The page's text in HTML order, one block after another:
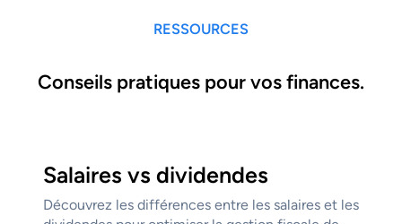
RESSOURCES
Conseils pratiques pour vos finances.
Salaires vs dividendes
Découvrez les différences entre les salaires et les